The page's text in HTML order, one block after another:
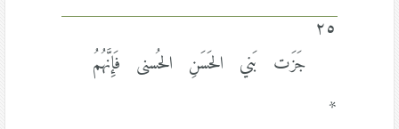
٢٥
جَزَت بَني الحَسَنِ الحُسنى فَإِنَّهُمُ
*